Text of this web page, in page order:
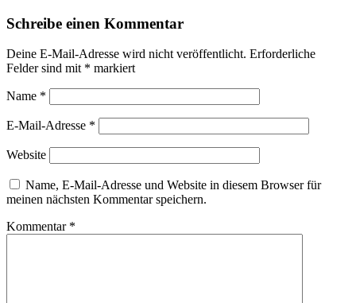
Schreibe einen Kommentar
Deine E-Mail-Adresse wird nicht veröffentlicht. Erforderliche
Felder sind mit * markiert
Name *
E-Mail-Adresse *
Website
Name, E-Mail-Adresse und Website in diesem Browser für
meinen nächsten Kommentar speichern.
Kommentar *